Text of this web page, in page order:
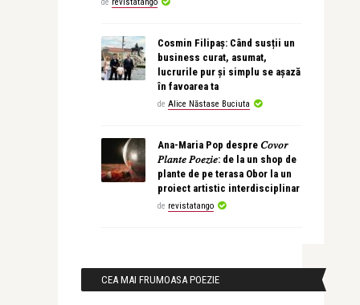
Cosmin Filipaș: Când susții un
business curat, asumat,
lucrurile pur și simplu se așază
în favoarea ta
de Alice Năstase Buciuta
Ana-Maria Pop despre 𝐶𝑜𝑣𝑜𝑟
𝑃𝑙𝑎𝑛𝑡𝑒 𝑃𝑜𝑒𝑧𝑖𝑒: de la un shop de
plante de pe terasa Obor la un
proiect artistic interdisciplinar
de revistatango
CEA MAI FRUMOASA POEZIE